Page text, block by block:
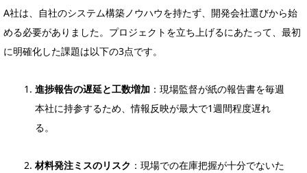
A社は、自社のシステム構築ノウハウを持たず、開発会社選びから始
める必要がありました。プロジェクトを立ち上げるにあたって、最初
に明確化した課題は以下の3点です。
進捗報告の遅延と工数増加 ：現場監督が紙の報告書を毎週
本社に持参するため、情報反映が最大で1週間程度遅れ
る。
材料発注ミスのリスク ：現場での在庫把握が十分でないた